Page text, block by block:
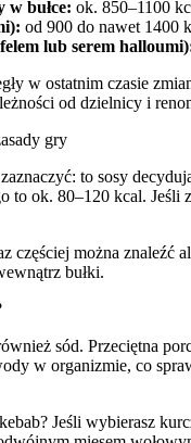
w bułce: ok. 850–1100
od 900 do nawet 1400
lub serem
w ostatnim czasie
od dzielnicy i
gry
to sosy
to ok. 80–120 kcal.
częściej można znaleźć
bułki.
sód. Przeciętna
w organizmie, co
Jeśli wybierasz